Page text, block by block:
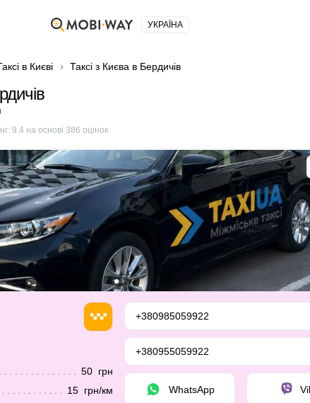
УКРАЇНА
в Києві Таксі з Києва в Бердичів
9.4на основі 386 оцінок
50 грн
15 грн/км
+380985059922
+380955059922
WhatsApp